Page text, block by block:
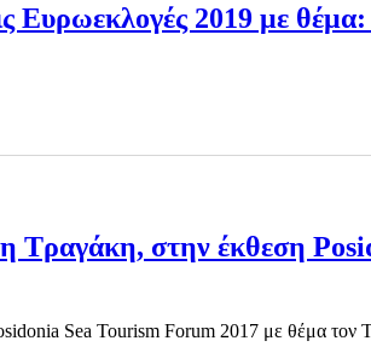
Ευρωεκλογές 2019 με
Τραγάκη, στην έκθεση
Sea Tourism Forum 2017 με θέμα τον